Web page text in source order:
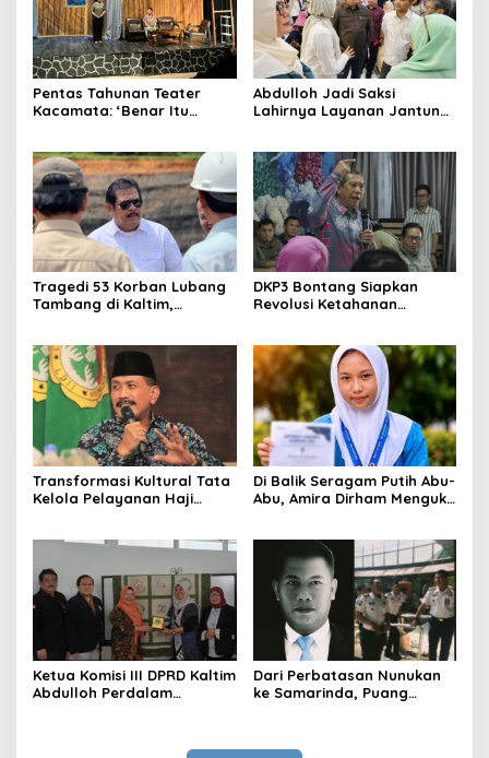
Pentas Tahunan Teater
Kacamata: ‘Benar Itu
Abdulloh Jadi Saksi
Lahirnya Layanan Jantung
Rakyat
Tragedi 53 Korban Lubang
Tambang di Kaltim,
DKP3 Bontang Siapkan
Revolusi Ketahanan
Transformasi Kultural Tata
Kelola Pelayanan Haji
Di Balik Seragam Putih Abu-
Abu, Amira Dirham Mengukir
Ketua Komisi III DPRD Kaltim
Abdulloh Perdalam
Dari Perbatasan Nunukan
ke Samarinda, Puang